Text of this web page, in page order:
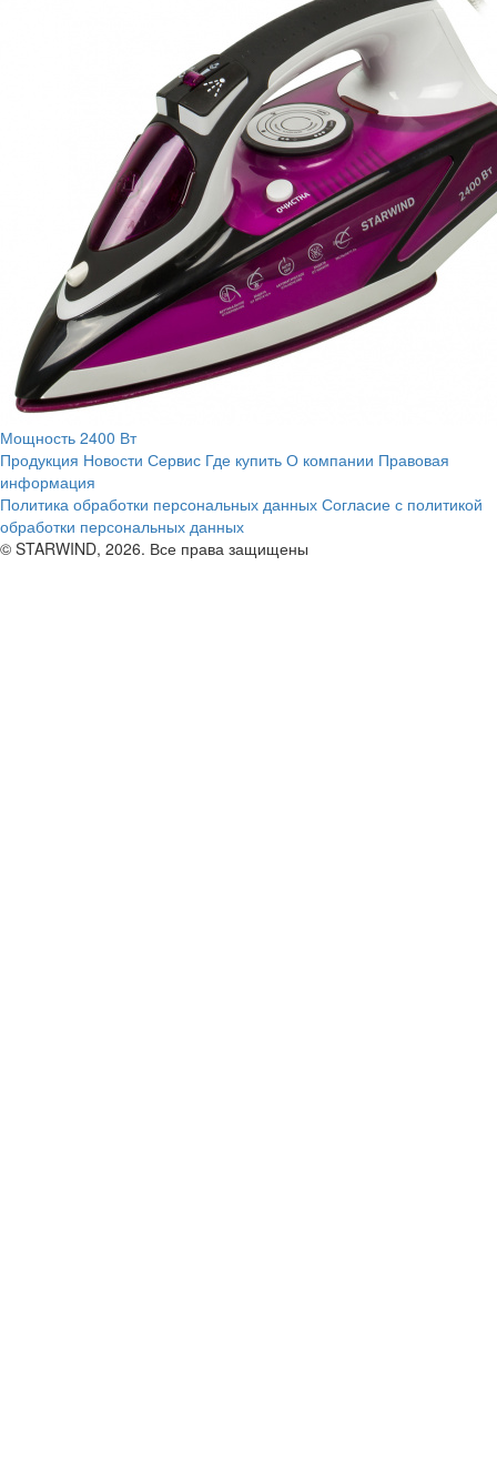
Мощность 2400 Вт
Продукция Новости Сервис Где купить О компании Правовая
информация
Политика обработки персональных данных Согласие с политикой
обработки персональных данных
© STARWIND, 2026. Все права защищены